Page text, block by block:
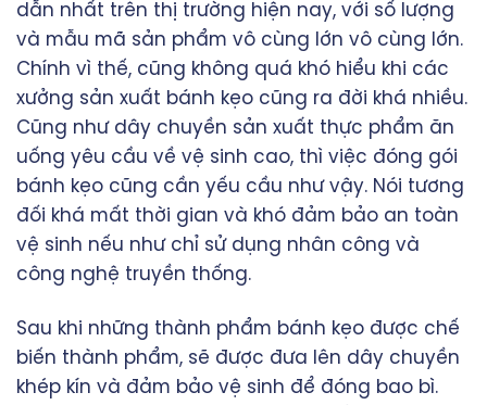
dẫn nhất trên thị trường hiện nay, với số lượng
và mẫu mã sản phẩm vô cùng lớn vô cùng lớn.
Chính vì thế, cũng không quá khó hiểu khi các
xưởng sản xuất bánh kẹo cũng ra đời khá nhiều.
Cũng như dây chuyền sản xuất thực phẩm ăn
uống yêu cầu về vệ sinh cao, thì việc đóng gói
bánh kẹo cũng cần yếu cầu như vậy. Nói tương
đối khá mất thời gian và khó đảm bảo an toàn
vệ sinh nếu như chỉ sử dụng nhân công và
công nghệ truyền thống.
Sau khi những thành phẩm bánh kẹo được chế
biến thành phẩm, sẽ được đưa lên dây chuyền
khép kín và đảm bảo vệ sinh để đóng bao bì.